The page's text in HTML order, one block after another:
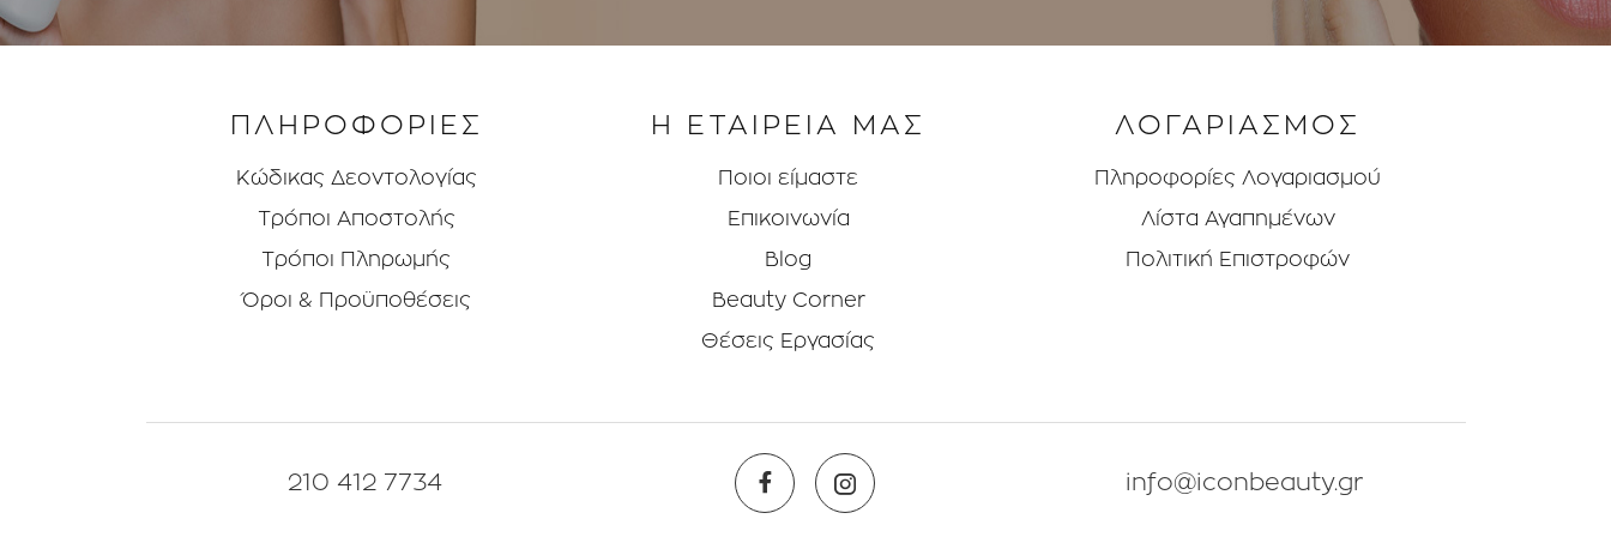
ΠΛΗΡΟΦΟΡΙΕΣ
Κώδικας Δεοντολογίας
Τρόποι Aποστολής
Τρόποι Πληρωμής
Όροι & Προϋποθέσεις
Η ΕΤΑΙΡΕΙΑ ΜΑΣ
Ποιοι είμαστε
Επικοινωνία
Blog
Beauty Corner
Θέσεις Eργασίας
ΛΟΓΑΡΙΑΣΜΟΣ
Πληροφορίες Λογαριασμού
Λίστα Αγαπημένων
Πολιτική Επιστροφών
210 412 7734 info@iconbeauty.gr